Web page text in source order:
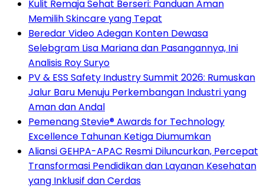
Kulit Remaja Sehat Berseri: Panduan Aman
Memilih Skincare yang Tepat
Beredar Video Adegan Konten Dewasa
Selebgram Lisa Mariana dan Pasangannya, Ini
Analisis Roy Suryo
PV & ESS Safety Industry Summit 2026: Rumuskan
Jalur Baru Menuju Perkembangan Industri yang
Aman dan Andal
Pemenang Stevie® Awards for Technology
Excellence Tahunan Ketiga Diumumkan
Aliansi GEHPA-APAC Resmi Diluncurkan, Percepat
Transformasi Pendidikan dan Layanan Kesehatan
yang Inklusif dan Cerdas